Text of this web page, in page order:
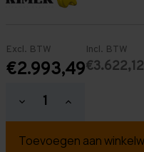
Excl. BTW
€2.993,49
Incl. BTW
€3.622,12
Hoeveelheid
verlagen
Palletstelling
Hoeveelheid
verhogen
Palletstelling